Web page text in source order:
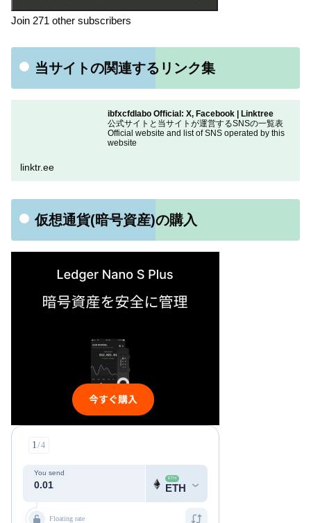
Join 271 other subscribers
当サイトの関連するリンク集
ibfxcfdlabo Official: X, Facebook | Linktree
公式サイトと当サイトが運営するSNSの一覧表
Official website and list of SNS operated by this
website
linktr.ee
仮想通貨(暗号資産)の購入